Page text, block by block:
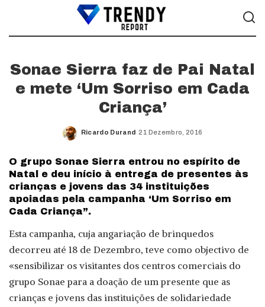
Sonae Sierra faz de Pai Natal
e mete ‘Um Sorriso em Cada
Criança’
Posted
Ricardo Durand 21 Dezembro, 2016
O grupo Sonae Sierra entrou no espírito de
Natal e deu início à entrega de presentes às
crianças e jovens das 34 instituições
apoiadas pela campanha ‘Um Sorriso em
Cada Criança”.
Esta campanha, cuja angariação de brinquedos
decorreu até 18 de Dezembro, teve como objectivo de
«sensibilizar os visitantes dos centros comerciais do
grupo Sonae para a doação de um presente que as
crianças e jovens das instituições de solidariedade